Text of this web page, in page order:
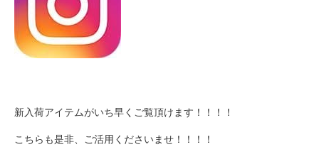
新入荷アイテムがいち早くご覧頂けます！！！！
こちらも是非、ご活用くださいませ！！！！